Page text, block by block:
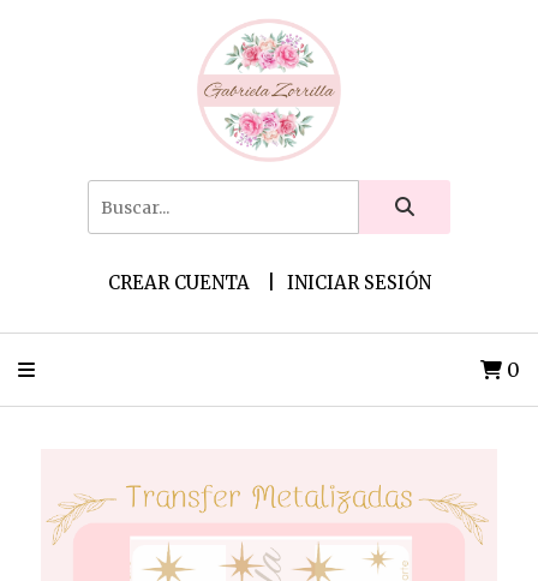
CREAR CUENTA INICIAR SESIÓN
0